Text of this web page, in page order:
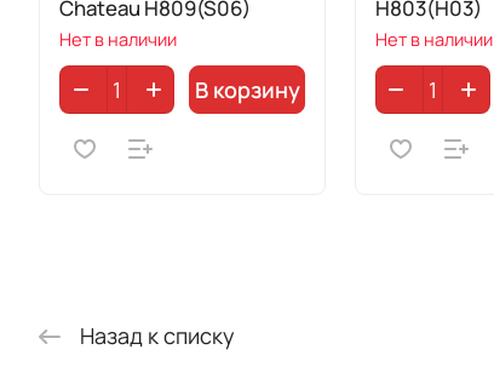
Chateau H809(S06)
Нет в наличии
В корзину
H803(H03)
Нет в наличии
Назад к списку